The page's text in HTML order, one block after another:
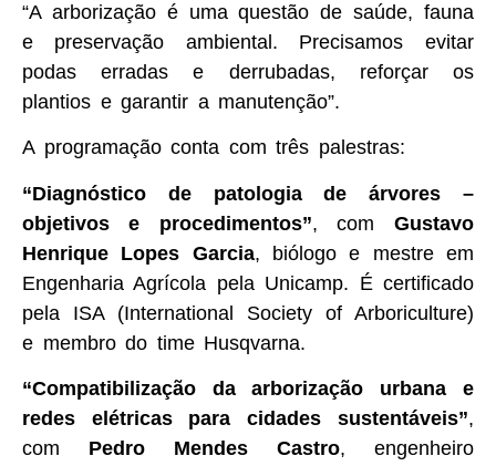
“A arborização é uma questão de saúde, fauna
e preservação ambiental. Precisamos evitar
podas erradas e derrubadas, reforçar os
plantios e garantir a manutenção”.
A programação conta com três palestras:
“Diagnóstico de patologia de árvores –
objetivos e procedimentos”, com Gustavo
Henrique Lopes Garcia, biólogo e mestre em
Engenharia Agrícola pela Unicamp. É certificado
pela ISA (International Society of Arboriculture)
e membro do time Husqvarna.
“Compatibilização da arborização urbana e
redes elétricas para cidades sustentáveis”,
com Pedro Mendes Castro, engenheiro